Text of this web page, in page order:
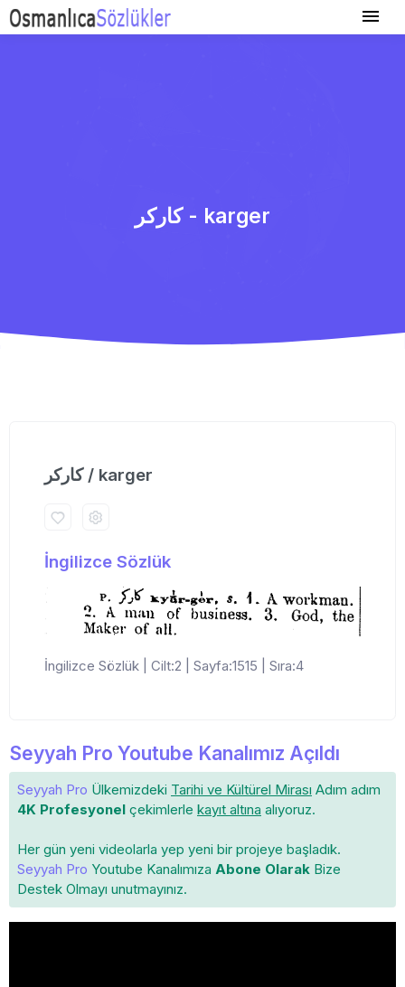
كاركر - karger
كاركر / karger
İngilizce Sözlük
İngilizce Sözlük | Cilt:2 | Sayfa:1515 | Sıra:4
Seyyah Pro Youtube Kanalımız Açıldı
Seyyah Pro Ülkemizdeki Tarihi ve Kültürel Mirası Adım adım
4K Profesyonel çekimlerle kayıt altına alıyoruz.
Her gün yeni videolarla yep yeni bir projeye başladık.
Seyyah Pro Youtube Kanalımıza Abone Olarak Bize
Destek Olmayı unutmayınız.